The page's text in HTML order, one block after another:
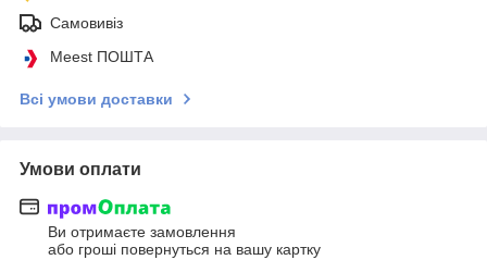
Самовивіз
Meest ПОШТА
Всі умови доставки
Умови оплати
Ви отримаєте замовлення
або гроші повернуться на вашу картку